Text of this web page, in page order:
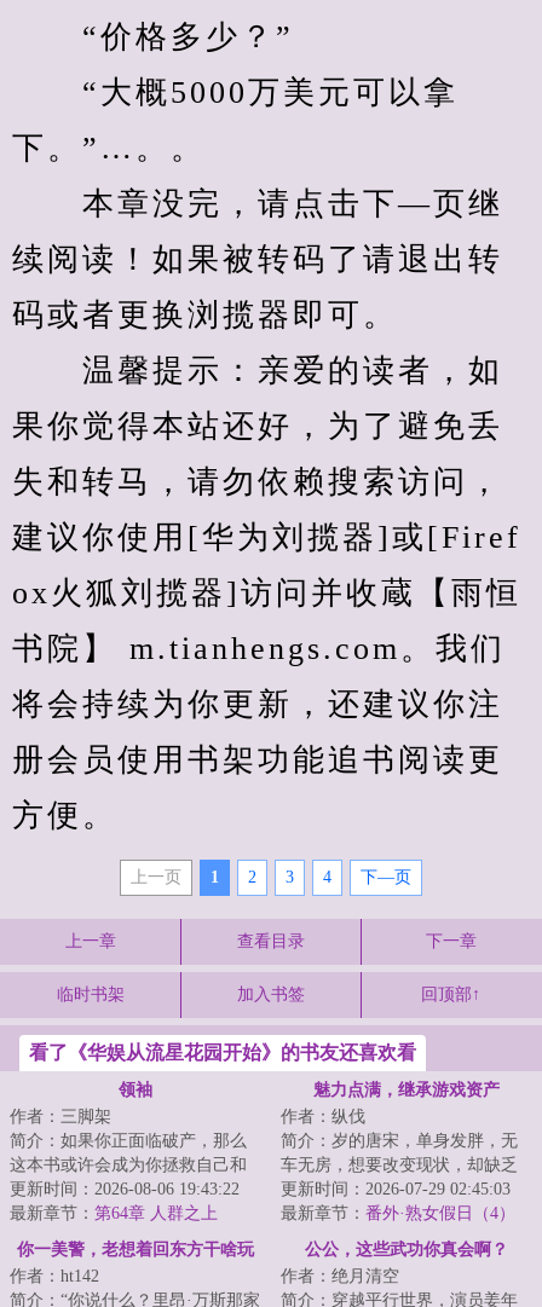
“价格多少？”
“大概5000万美元可以拿
下。”…。。
本章没完，请点击下—页继
续阅读！如果被转码了请退出转
码或者更换浏揽器即可。
温馨提示：亲爱的读者，如
果你觉得本站还好，为了避免丢
失和转马，请勿依赖搜索访问，
建议你使用[华为刘揽器]或[Firef
ox火狐刘揽器]访问并收蔵【雨恒
书院】 m.tianhengs.com。我们
将会持续为你更新，还建议你注
册会员使用书架功能追书阅读更
方便。
上一页 1 2 3 4 下—页
上一章 查看目录 下一章
临时书架 加入书签 回顶部↑
看了《华娱从流星花园开始》的书友还喜欢看
领袖
作者：三脚架
简介：如果你正面临破产，那么
这本书或许会成为你拯救自己和
家庭的指导手册。---...
更新时间：2026-08-06 19:43:22
最新章节： 第64章 人群之上
魅力点满，继承游戏资产
作者：纵伐
简介：岁的唐宋，单身发胖，无
车无房，想要改变现状，却缺乏
精力、信念和方向。遭遇职场霸
凌后，玩了三年...
更新时间：2026-07-29 02:45:03
最新章节： 番外·熟女假日（4）
你一美警，老想着回东方干啥玩
作者：ht142
简介：“你说什么？里昂·万斯那家
公公，这些武功你真会啊？
作者：绝月清空
简介：穿越平行世界，演员姜年